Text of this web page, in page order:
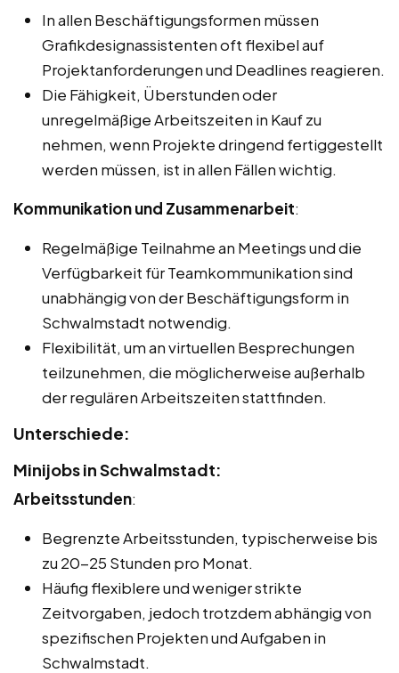
In allen Beschäftigungsformen müssen
Grafikdesignassistenten oft flexibel auf
Projektanforderungen und Deadlines reagieren.
Die Fähigkeit, Überstunden oder
unregelmäßige Arbeitszeiten in Kauf zu
nehmen, wenn Projekte dringend fertiggestellt
werden müssen, ist in allen Fällen wichtig.
Kommunikation und Zusammenarbeit:
Regelmäßige Teilnahme an Meetings und die
Verfügbarkeit für Teamkommunikation sind
unabhängig von der Beschäftigungsform in
Schwalmstadt notwendig.
Flexibilität, um an virtuellen Besprechungen
teilzunehmen, die möglicherweise außerhalb
der regulären Arbeitszeiten stattfinden.
Unterschiede:
Minijobs in Schwalmstadt:
Arbeitsstunden:
Begrenzte Arbeitsstunden, typischerweise bis
zu 20-25 Stunden pro Monat.
Häufig flexiblere und weniger strikte
Zeitvorgaben, jedoch trotzdem abhängig von
spezifischen Projekten und Aufgaben in
Schwalmstadt.